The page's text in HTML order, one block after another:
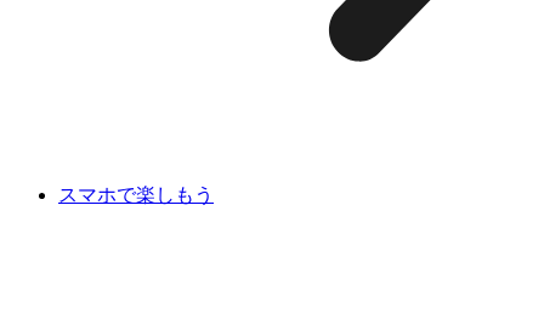
スマホで楽しもう